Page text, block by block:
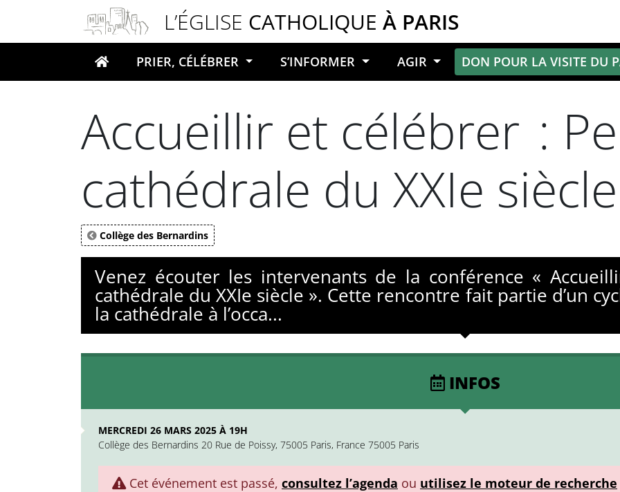
L’ÉGLISE CATHOLIQUE À PARIS
Votre recherche
PRIER, CÉLÉBRER S’INFORMER AGIR DON POUR LA VISITE DU
Accueillir et célébrer :
cathédrale du XXIe siècle
Collège des Bernardins
Venez écouter les intervenants de la conférence «
cathédrale du XXIe siècle ». Cette rencontre fait partie d’un
la cathédrale à l’occa...
INFOS
MERCREDI 26 MARS 2025 À 19H
Collège des Bernardins 20 Rue de Poissy, 75005 Paris, France 75005 Paris
Cet événement est passé, consultez l’agenda ou utilisez le moteur de recherche
Panneau de gestion des cookies